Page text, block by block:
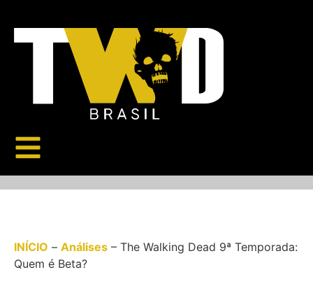
INÍCIO – Análises – The Walking Dead 9ª Temporada:
Quem é Beta?